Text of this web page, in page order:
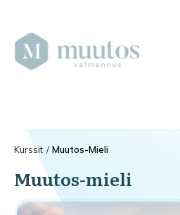
Kurssit / Muutos-Mieli
Muutos-mieli